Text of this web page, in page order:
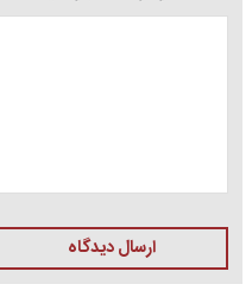
ارسال دیدگاه